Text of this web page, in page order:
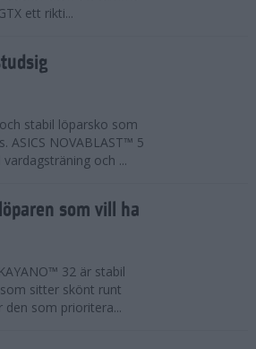
ett rikti...
stabil löparsko som
ASICS NOVABLAST™ 5
och ...
som vill ha
32 är stabil
sitter skönt runt
som prioritera...